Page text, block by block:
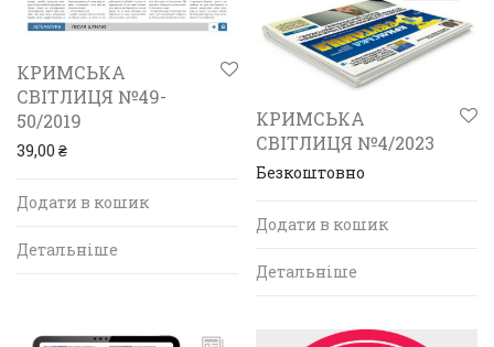
КРИМСЬКА
СВІТЛИЦЯ №49-
50/2019
39,00 ₴
Додати в кошик
Детальніше
КРИМСЬКА
СВІТЛИЦЯ №4/2023
Безкоштовно
Додати в кошик
Детальніше